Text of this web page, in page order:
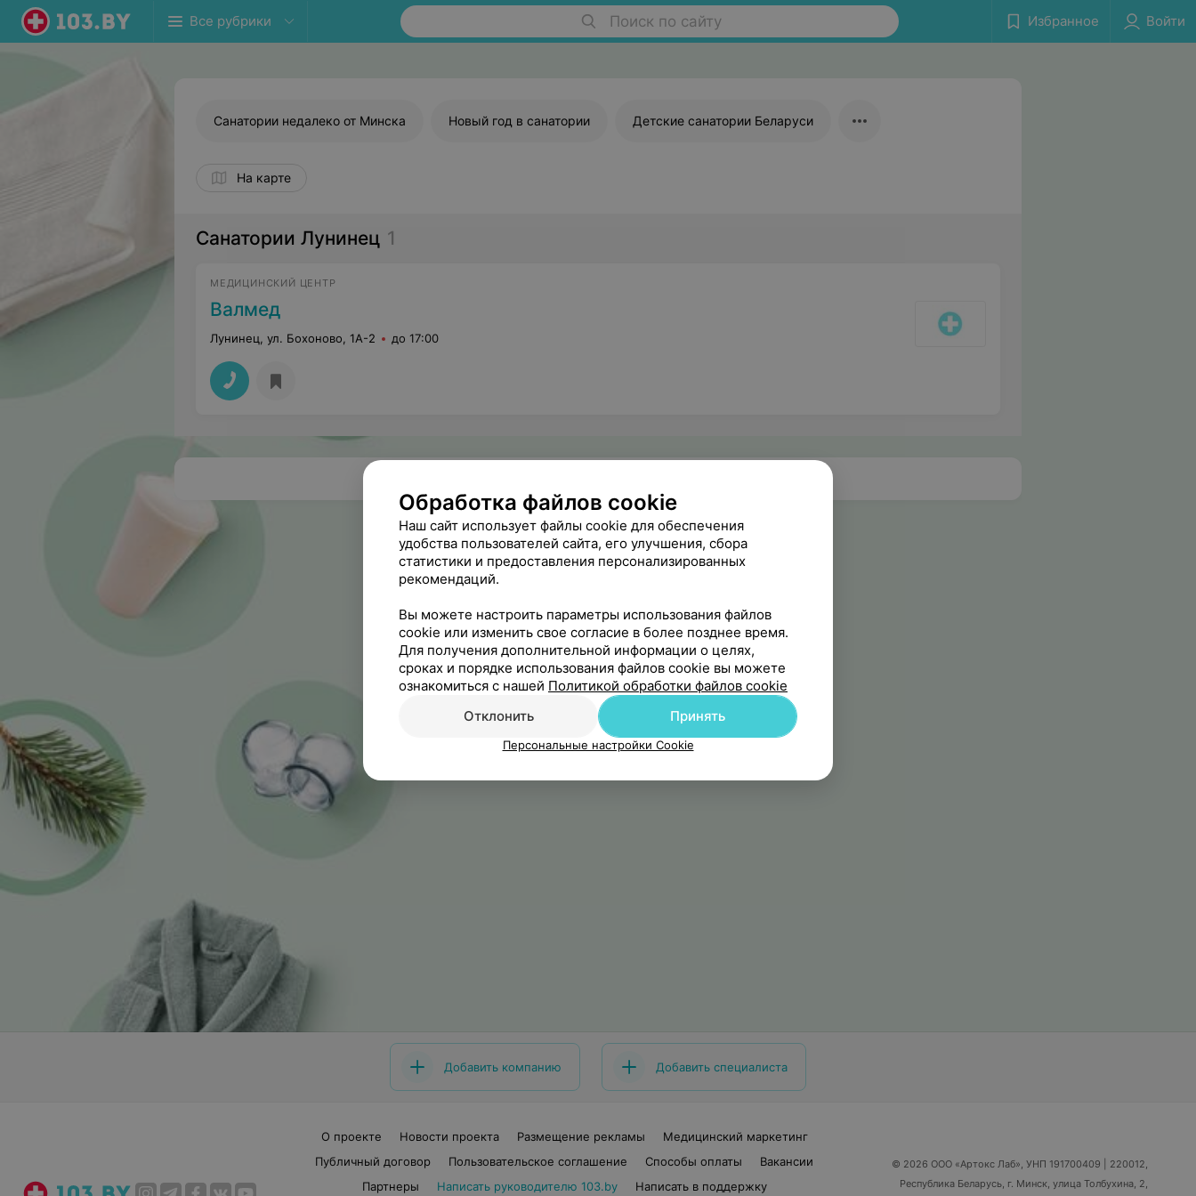
Все рубрики Поиск по сайту Избранное Войти
Санатории недалеко от Минска Новый год в санатории Детские санатории Беларуси
На карте
Санатории Лунинец 1
МЕДИЦИНСКИЙ ЦЕНТР
Валмед
Лунинец, ул. Бохоново, 1А-2 до 17:00
Добавить компанию Добавить специалиста
О проекте Новости проекта Размещение рекламы
Медицинский маркетинг
Публичный договор
Пользовательское соглашение Способы оплаты
Вакансии
Партнеры
Написать руководителю 103.by Написать в поддержку
© 2026 ООО «Артокс Лаб», УНП 191700409 | 220012,
Республика Беларусь, г. Минск, улица Толбухина, 2,
Обработка файлов cookie
Наш сайт использует файлы cookie для обеспечения
удобства пользователей сайта, его улучшения, сбора
статистики и предоставления персонализированных
рекомендаций.
Вы можете настроить параметры использования файлов
cookie или изменить свое согласие в более позднее время.
Для получения дополнительной информации о целях,
сроках и порядке использования файлов cookie вы можете
ознакомиться с нашей Политикой обработки файлов cookie
Отклонить
Принять
Персональные настройки Cookie